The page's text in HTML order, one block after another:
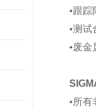
•跟踪
•测试
•废金
•所有